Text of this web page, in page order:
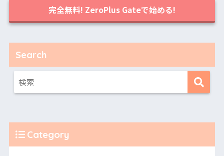
完全無料! ZeroPlus Gateで始める!
Search
Category